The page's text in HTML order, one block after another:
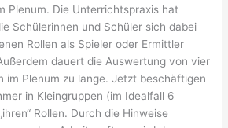
Plenum. Die Unterrichtspraxis hat
Schülerinnen und Schüler sich dabei
Rollen als Spieler oder Ermittler
dauert die Auswertung von vier
im Plenum zu lange. Jetzt beschäftigen
in Kleingruppen (im Idealfall 6
Rollen. Durch die Hinweise